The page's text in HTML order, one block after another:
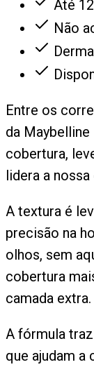
Até
Não
Entre os
da
cobertura,
lidera a
A textura é
precisão na
olhos, sem
cobertura
camada extra.
A fórmula
que ajudam a